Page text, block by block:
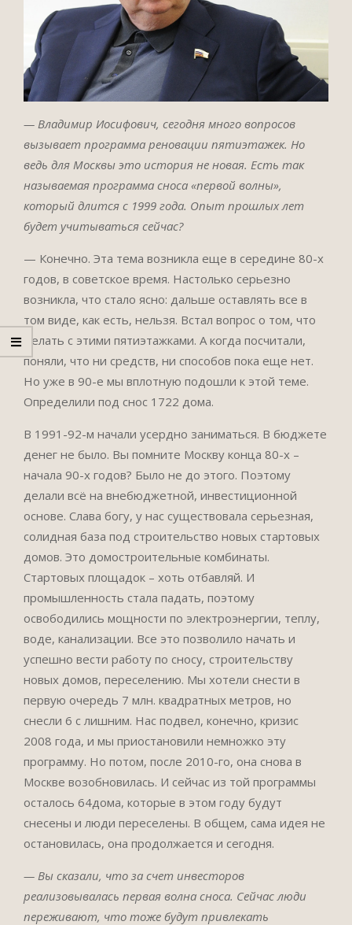
— Владимир Иосифович, сегодня много вопросов
вызывает программа реновации пятиэтажек. Но
ведь для Москвы это история не новая. Есть так
называемая программа сноса «первой волны»,
который длится с 1999 года. Опыт прошлых лет
будет учитываться сейчас?
— Конечно. Эта тема возникла еще в середине 80-х
годов, в советское время. Настолько серьезно
возникла, что стало ясно: дальше оставлять все в
том виде, как есть, нельзя. Встал вопрос о том, что
делать с этими пятиэтажками. А когда посчитали,
поняли, что ни средств, ни способов пока еще нет.
Но уже в 90-е мы вплотную подошли к этой теме.
Определили под снос 1722 дома.
В 1991-92-м начали усердно заниматься. В бюджете
денег не было. Вы помните Москву конца 80-х –
начала 90-х годов? Было не до этого. Поэтому
делали всё на внебюджетной, инвестиционной
основе. Слава богу, у нас существовала серьезная,
солидная база под строительство новых стартовых
домов. Это домостроительные комбинаты.
Стартовых площадок – хоть отбавляй. И
промышленность стала падать, поэтому
освободились мощности по электроэнергии, теплу,
воде, канализации. Все это позволило начать и
успешно вести работу по сносу, строительству
новых домов, переселению. Мы хотели снести в
первую очередь 7 млн. квадратных метров, но
снесли 6 с лишним. Нас подвел, конечно, кризис
2008 года, и мы приостановили немножко эту
программу. Но потом, после 2010-го, она снова в
Москве возобновилась. И сейчас из той программы
осталось 64дома, которые в этом году будут
снесены и люди переселены. В общем, сама идея не
остановилась, она продолжается и сегодня.
— Вы сказали, что за счет инвесторов
реализовывалась первая волна сноса. Сейчас люди
переживают, что тоже будут привлекать